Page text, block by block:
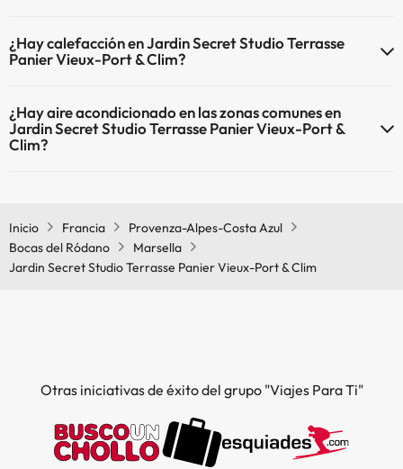
admiten mascotas (previa petición y de pago directo en hotel).
Consulta las condiciones.
¿Hay calefacción en Jardin Secret Studio Terrasse
Panier Vieux-Port & Clim?
calefacción en las zonas comunes.
¿Hay aire acondicionado en las zonas comunes en
Jardin Secret Studio Terrasse Panier Vieux-Port &
Clim?
Inicio
Francia
Provenza-Alpes-Costa Azul
Bocas del Ródano
Marsella
Jardin Secret Studio Terrasse Panier Vieux-Port & Clim
Otras iniciativas de éxito del grupo "Viajes Para Ti"